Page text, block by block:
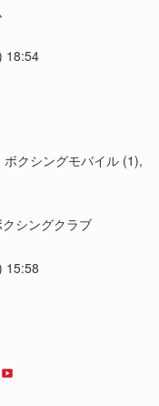
18:54
ボクシングモバイル (1),
シングクラブ
15:58